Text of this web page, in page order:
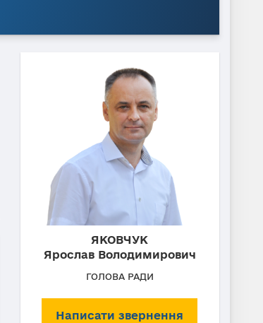
ЯКОВЧУК
Ярослав Володимирович
ГОЛОВА РАДИ
Написати звернення